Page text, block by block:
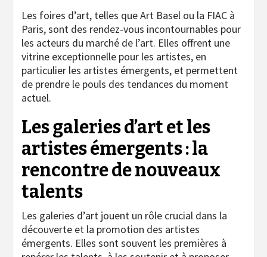
Les foires d’art, telles que Art Basel ou la FIAC à
Paris, sont des rendez-vous incontournables pour
les acteurs du marché de l’art. Elles offrent une
vitrine exceptionnelle pour les artistes, en
particulier les artistes émergents, et permettent
de prendre le pouls des tendances du moment
actuel.
Les galeries d’art et les
artistes émergents : la
rencontre de nouveaux
talents
Les galeries d’art jouent un rôle crucial dans la
découverte et la promotion des artistes
émergents. Elles sont souvent les premières à